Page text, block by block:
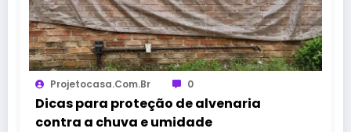
Projetocasa.com.br 0
Dicas para proteção de alvenaria
contra a chuva e umidade